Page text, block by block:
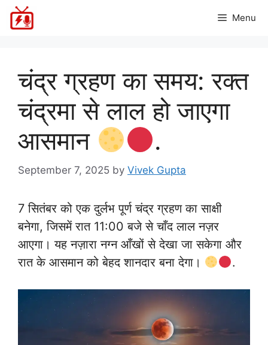
Skip
Menu
चंद्र ग्रहण का समय: रक्त
चंद्रमा से लाल हो जाएगा
आसमान
.
September 7, 2025 by Vivek Gupta
7 सितंबर को एक दुर्लभ पूर्ण चंद्र ग्रहण का साक्षी
बनेगा, जिसमें रात 11:00 बजे से चाँद लाल नज़र
आएगा। यह नज़ारा नग्न आँखों से देखा जा सकेगा और
रात के आसमान को बेहद शानदार बना देगा।
.